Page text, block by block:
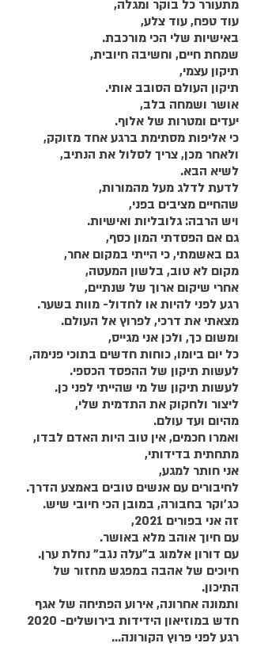
מתעורר כל בוקר ומגלה,
עוד טפח, עוד צלע,
באישיות שלי הכי מורכבת.
שמחת חיים, וחשיבה חיובית,
תיקון עצמי,
תיקון העולם הסובב אותי.
אושר ושמחה בלב,
יעדים ומטרות של אלוף.
כי אליפות מסתימת ברגע אחד מזוקק,
ולאחר מכן, צריך לסלול את הנתיב,
לשיא הבא.
לדעת לדלג מעל מהמורות,
שהחיים מציבים בפני,
ויש הרבה: גלובליות ואישיות.
גם אם הפסדתי המון כסף,
גם באשמתי, כי הייתי במקום אחר,
מקום לא טוב, בלשון המעטה,
אחרי שיקום ארוך של שנתיים,
רגע לפני להיות או לחדול- מוות בשער.
מצאתי את דרכי, לפרוץ אל העולם.
ומשום כך, ולכן אני מגייס,
כל יום ביומו, כוחות חדשים בתוכי פנימה,
לעשות תיקון של ההפסד הכספי.
לעשות תיקון של מי שהייתי לפני כן.
ליצור ולחקוק את התדמית שלי,
מהיום ועד עולם.
ואמרו חכמים, אין טוב היות האדם לבדו,
מתחתית בדידותי,
אני חותר למגע,
לחיבורים עם אנשים טובים באמצע הדרך.
כג'וקר בחבורה, במובן הכי חיובי שיש.
זה אני בפורים 2021,
עם חיוך אוהב מלא באושר.
עם דורון אלמוג ב"עלה נגב" נחלת ערן.
חיוכים של אהבה במפגש מחזור של
התיכון.
ותמונה אחרונה, אירוע הפתיחה של אגף
חדש במוזיאון הידידות בירושלים- 2020
רגע לפני פרוץ הקורונה...